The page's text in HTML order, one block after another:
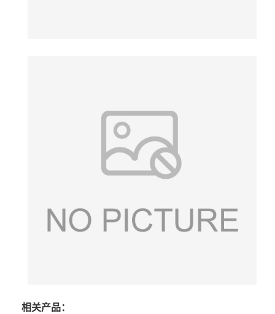
相关产品：